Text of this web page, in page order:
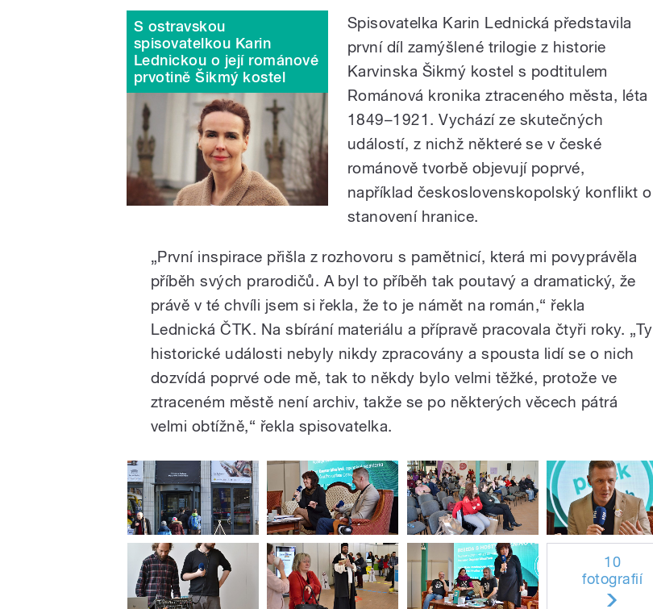
S ostravskou
spisovatelkou Karin
Lednickou o její románové
prvotině Šikmý kostel
Spisovatelka Karin Lednická představila
první díl zamýšlené trilogie z historie
Karvinska Šikmý kostel s podtitulem
Románová kronika ztraceného města, léta
1849–1921. Vychází ze skutečných
událostí, z nichž některé se v české
románově tvorbě objevují poprvé,
například československo­polský konflikt o
stanovení hranice.
„První inspirace přišla z rozhovoru s pamětnicí, která mi povyprávěla
příběh svých prarodičů. A byl to příběh tak poutavý a dramatický, že
právě v té chvíli jsem si řekla, že to je námět na román,“ řekla
Lednická ČTK. Na sbírání materiálu a přípravě pracovala čtyři roky. „Ty
historické události nebyly nikdy zpracovány a spousta lidí se o nich
dozvídá poprvé ode mě, tak to někdy bylo velmi těžké, protože ve
ztraceném městě není archiv, takže se po některých věcech pátrá
velmi obtížně,“ řekla spisovatelka.
10
fotografií